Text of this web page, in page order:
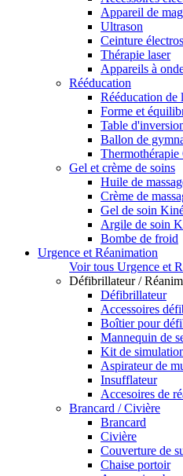
Appareil de
Ultrason
Ceinture
Thérapie laser
Appareils à
Rééducation
Rééducation de
Forme et
Table
Ballon de
Gel et crème de soins
Huile de
Crème de
Gel de soin
Argile de soin
Bombe de froid
Urgence et Réanimation
Voir tous Urgence et
Défibrillateur /
Défibrillateur
Accessoires
Boîtier pour
Mannequin de
Kit de
Aspirateur de
Insufflateur
Accesoires de
Brancard / Civière
Brancard
Civière
Couverture de
Chaise portoir